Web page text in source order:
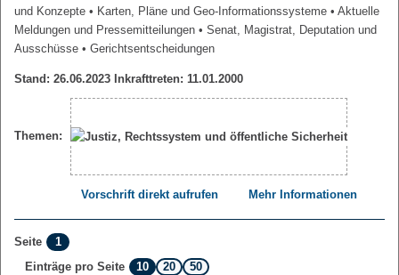
und Konzepte • Karten, Pläne und Geo-Informationssysteme • Aktuelle
Meldungen und Pressemitteilungen • Senat, Magistrat, Deputation und
Ausschüsse • Gerichtsentscheidungen
Stand: 26.06.2023 Inkrafttreten: 11.01.2000
Themen:
Vorschrift direkt aufrufen Mehr Informationen
Seite
1
Einträge pro Seite
10 20 50